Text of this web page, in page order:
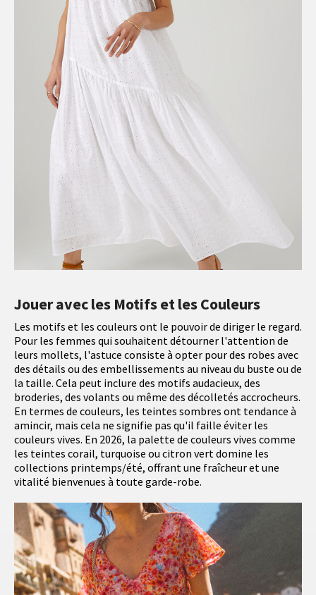
Jouer avec les Motifs et les Couleurs
Les motifs et les couleurs ont le pouvoir de diriger le regard.
Pour les femmes qui souhaitent détourner l'attention de
leurs mollets, l'astuce consiste à opter pour des robes avec
des détails ou des embellissements au niveau du buste ou de
la taille. Cela peut inclure des motifs audacieux, des
broderies, des volants ou même des décolletés accrocheurs.
En termes de couleurs, les teintes sombres ont tendance à
amincir, mais cela ne signifie pas qu'il faille éviter les
couleurs vives. En 2026, la palette de couleurs vives comme
les teintes corail, turquoise ou citron vert domine les
collections printemps/été, offrant une fraîcheur et une
vitalité bienvenues à toute garde-robe.